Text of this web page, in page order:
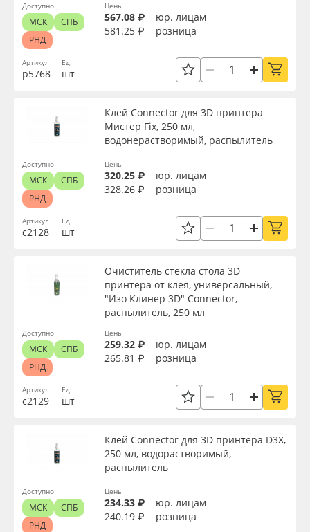
Контакты
Блог
Избранное
8 800 550 7888
Москва
Сублимация и термотрансфер
Светотехника
Упаковочные материалы
Оборудование и инструмент
Новинки ассортимента
Oracal 641
Плёнка монтажная Oratape
ПЭТ листовой
ПЭТ бэклит
Баннер
Ширина, мм
Длина, мм
Производитель
Торговая марка
Доступность
Сбросить фильтр
Артикул
р5768
Ед.
шт
Цены
567.08 ₽
юр. лицам
581.25 ₽
розница
Доступно
МСК
СПБ
РНД
Артикул
с2128
Клей Connector для 3D принтера
Мистер Fix, 250 мл,
водонерастворимый, распылитель
Ед.
шт
Цены
320.25 ₽
юр. лицам
328.26 ₽
розница
Доступно
МСК
СПБ
РНД
Артикул
с2129
Очиститель стекла стола 3D
принтера от клея, универсальный,
"Изо Клинер 3D" Connector,
распылитель, 250 мл
Ед.
шт
Цены
259.32 ₽
юр. лицам
265.81 ₽
розница
Доступно
МСК
СПБ
РНД
Клей Connector для 3D принтера D3X,
250 мл, водорастворимый,
распылитель
Цены
234.33 ₽
юр. лицам
240.19 ₽
розница
Доступно
МСК
СПБ
РНД